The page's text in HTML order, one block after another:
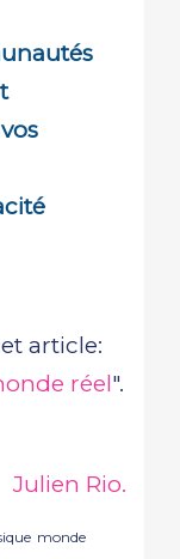
article:
réel".
Julien Rio.
monde